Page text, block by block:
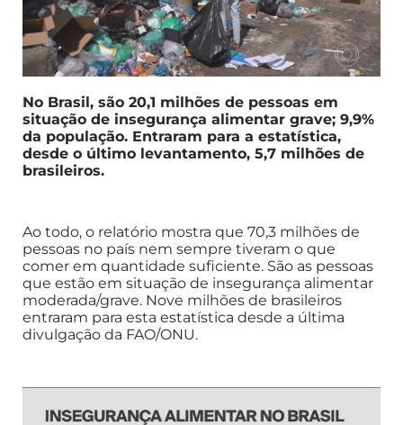
No Brasil, são 20,1 milhões de pessoas em
situação de insegurança alimentar grave; 9,9%
da população. Entraram para a estatística,
desde o último levantamento, 5,7 milhões de
brasileiros.
Ao todo, o relatório mostra que 70,3 milhões de
pessoas no país nem sempre tiveram o que
comer em quantidade suficiente. São as pessoas
que estão em situação de insegurança alimentar
moderada/grave. Nove milhões de brasileiros
entraram para esta estatística desde a última
divulgação da FAO/ONU.